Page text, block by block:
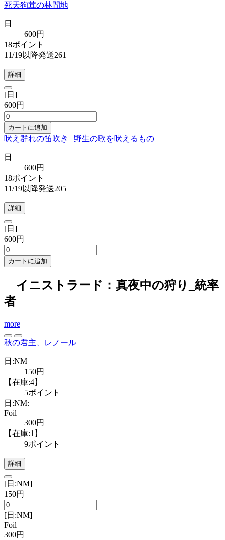
死天狗茸の林間地
日
600円
18ポイント
11/19以降発送261
詳細
[日]
600円
カートに追加
吠え群れの笛吹き | 野生の歌を吠えるもの
日
600円
18ポイント
11/19以降発送205
詳細
[日]
600円
カートに追加
イニストラード：真夜中の狩り_統率
者
more
秋の君主、レノール
日:NM
150円
【在庫:4】
5ポイント
日:NM:
Foil
300円
【在庫:1】
9ポイント
詳細
[日:NM]
150円
[日:NM]
Foil
300円